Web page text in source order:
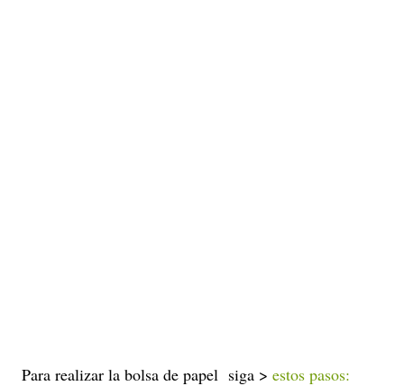
Para realizar la bolsa de papel siga > estos pasos: